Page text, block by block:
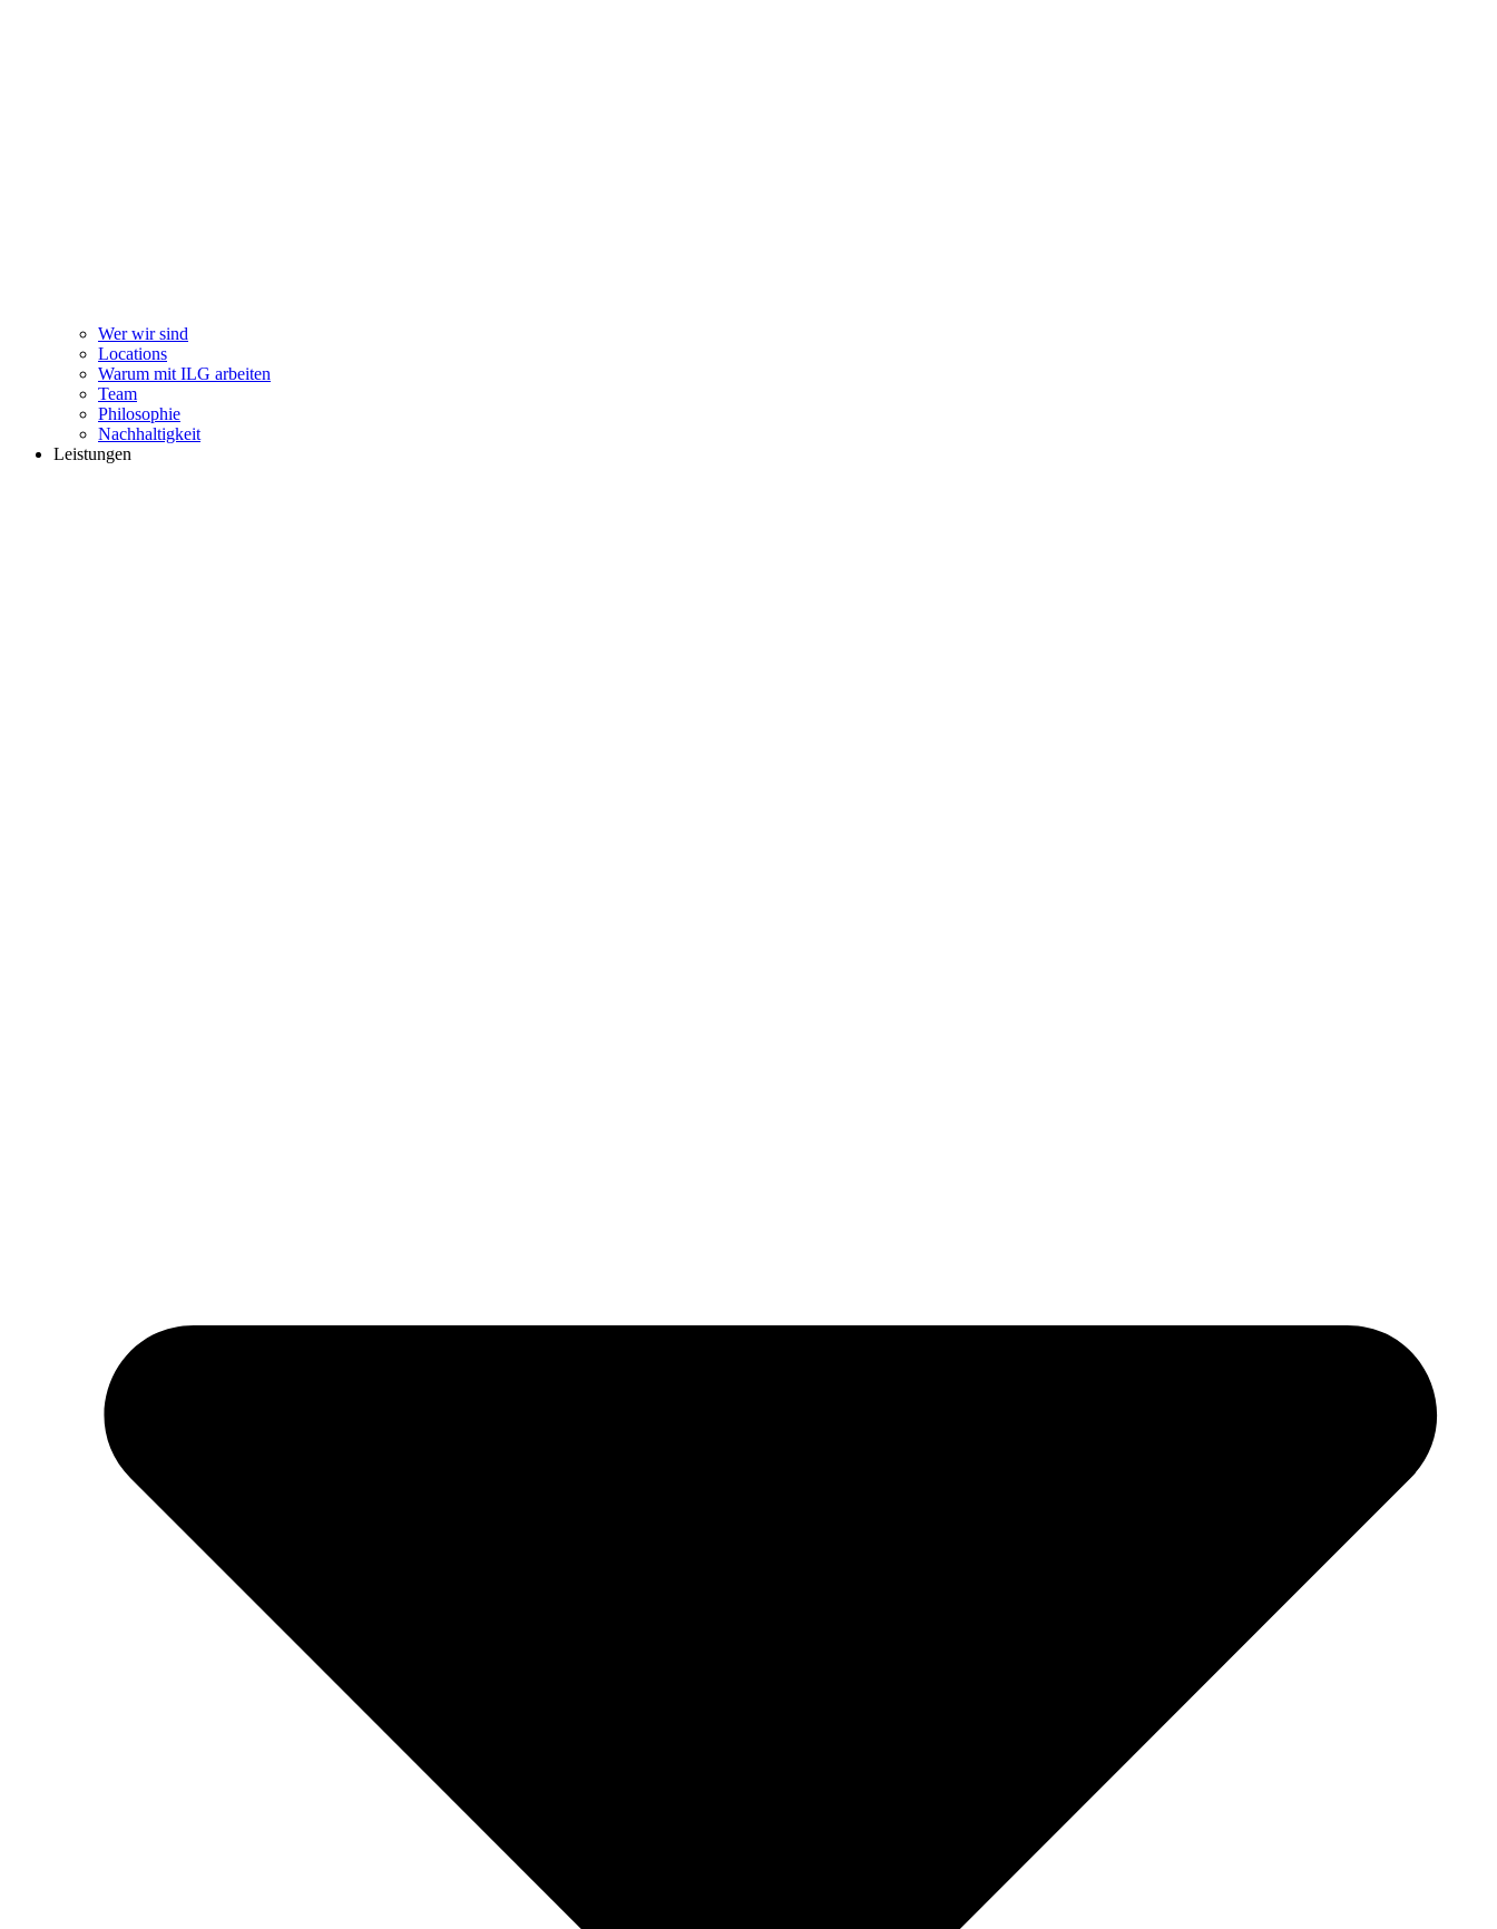
Wer wir sind
Locations
Warum mit ILG arbeiten
Team
Philosophie
Nachhaltigkeit
Leistungen